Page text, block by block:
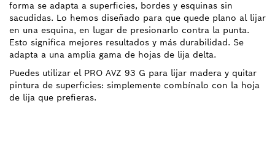
forma se adapta a superficies, bordes y esquinas sin
sacudidas. Lo hemos diseñado para que quede plano al lijar
en una esquina, en lugar de presionarlo contra la punta.
Esto significa mejores resultados y más durabilidad. Se
adapta a una amplia gama de hojas de lija delta.
Puedes utilizar el PRO AVZ 93 G para lijar madera y quitar
pintura de superficies: simplemente combínalo con la hoja
de lija que prefieras.